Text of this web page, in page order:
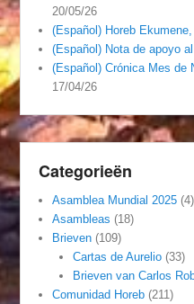
20/05/26
(Español) Horeb
(Español) Nota de apoyo
(Español) Crónica Mes de
17/04/26
Categorieën
Asamblea Mundial 2025 (4)
Asambleas (18)
Brieven (109)
Cartas de Aurelio(33)
Brieven van Carlos
Comunidad Horeb (211)